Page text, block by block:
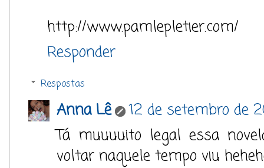
http://www.pamlepletier.com/
Responder
Respostas
Anna Lê
12 de setembro de
Tá muuuuito legal essa
voltar naquele tempo viu